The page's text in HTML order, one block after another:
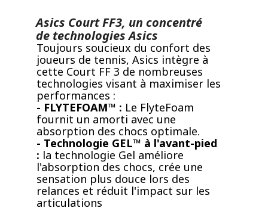
Asics Court FF3, un concentré
de technologies Asics
Toujours soucieux du confort des
joueurs de tennis, Asics intègre à
cette Court FF 3 de nombreuses
technologies visant à maximiser les
performances :
- FLYTEFOAM™ : Le FlyteFoam
fournit un amorti avec une
absorption des chocs optimale.
- Technologie GEL™ à l'avant-pied
: la technologie Gel améliore
l'absorption des chocs, crée une
sensation plus douce lors des
relances et réduit l'impact sur les
articulations